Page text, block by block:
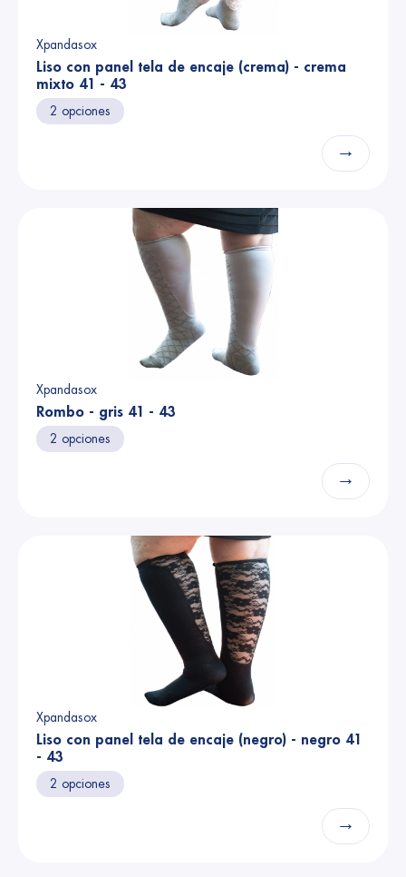
Xpandasox
Liso con panel tela de encaje (crema) - crema
mixto 41 - 43
2 opciones
→
Xpandasox
Rombo - gris 41 - 43
2 opciones
→
Xpandasox
Liso con panel tela de encaje (negro) - negro 41
- 43
2 opciones
→